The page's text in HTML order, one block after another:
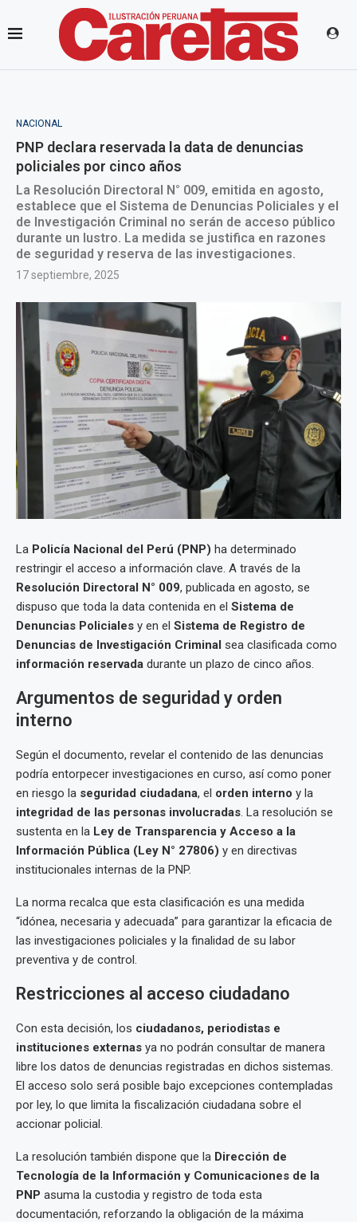
NACIONAL
PNP declara reservada la data de denuncias
policiales por cinco años
La Resolución Directoral N° 009, emitida en agosto,
establece que el Sistema de Denuncias Policiales y el
de Investigación Criminal no serán de acceso público
durante un lustro. La medida se justifica en razones
de seguridad y reserva de las investigaciones.
17 septiembre, 2025
La Policía Nacional del Perú (PNP) ha determinado
restringir el acceso a información clave. A través de la
Resolución Directoral N° 009, publicada en agosto, se
dispuso que toda la data contenida en el Sistema de
Denuncias Policiales y en el Sistema de Registro de
Denuncias de Investigación Criminal sea clasificada como
información reservada durante un plazo de cinco años.
Argumentos de seguridad y orden
interno
Según el documento, revelar el contenido de las denuncias
podría entorpecer investigaciones en curso, así como poner
en riesgo la seguridad ciudadana, el orden interno y la
integridad de las personas involucradas. La resolución se
sustenta en la Ley de Transparencia y Acceso a la
Información Pública (Ley N° 27806) y en directivas
institucionales internas de la PNP.
La norma recalca que esta clasificación es una medida
“idónea, necesaria y adecuada” para garantizar la eficacia de
las investigaciones policiales y la finalidad de su labor
preventiva y de control.
Restricciones al acceso ciudadano
Con esta decisión, los ciudadanos, periodistas e
instituciones externas ya no podrán consultar de manera
libre los datos de denuncias registradas en dichos sistemas.
El acceso solo será posible bajo excepciones contempladas
por ley, lo que limita la fiscalización ciudadana sobre el
accionar policial.
La resolución también dispone que la Dirección de
Tecnología de la Información y Comunicaciones de la
PNP asuma la custodia y registro de toda esta
documentación, reforzando la obligación de la máxima